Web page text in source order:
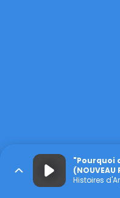
"Pourquoi
(NOUVEAU
Histoires